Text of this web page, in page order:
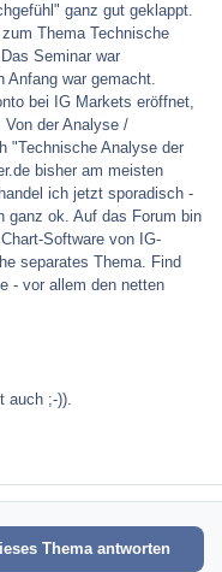
ganz gut geklappt.
Thema Technische
Seminar war
Anfang war gemacht.
bei IG Markets eröffnet,
der Analyse /
"Technische Analyse der
bisher am meisten
ich jetzt sporadisch -
ganz ok. Auf das Forum bin
Software von IG-
separates Thema. Find
- vor allem den netten
auch ;-)).
Thema antworten